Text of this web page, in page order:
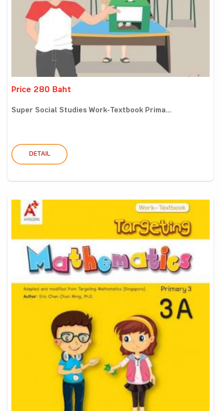
Price 280 Baht
Super Social Studies Work-Textbook Prima...
DETAIL